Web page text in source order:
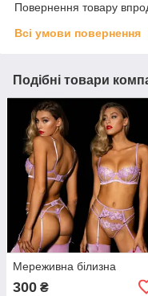
Повернення товару
Всі умови повернення
Подібні товари
Мереживна білизна
300 ₴